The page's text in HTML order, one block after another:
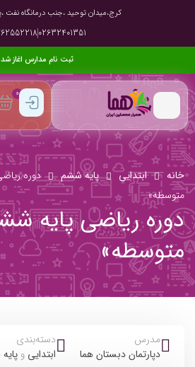
کرج،میدان توحید ،جنب درمانگاه نفت ،پلاک
02632401351
ثبت نام مدارس اغاز شد
0
خانه ابتدایی پایه ششم
دوره
متوسطه»
دوره ریاضی پایه
متوسطه»
مدرس
دپارتمان دبستان هما
دسته‌بندی
ابتدایی و